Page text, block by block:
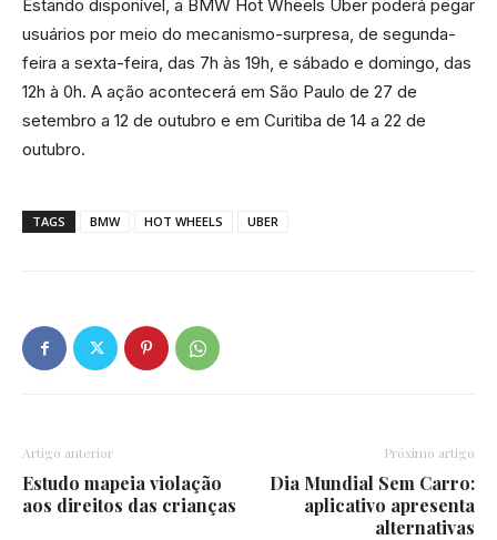
Estando disponível, a BMW Hot Wheels Uber poderá pegar
usuários por meio do mecanismo-surpresa, de segunda-
feira a sexta-feira, das 7h às 19h, e sábado e domingo, das
12h à 0h. A ação acontecerá em São Paulo de 27 de
setembro a 12 de outubro e em Curitiba de 14 a 22 de
outubro.
TAGS BMW HOT WHEELS UBER
Artigo anterior
Estudo mapeia violação
aos direitos das crianças
Próximo artigo
Dia Mundial Sem Carro:
aplicativo apresenta
alternativas